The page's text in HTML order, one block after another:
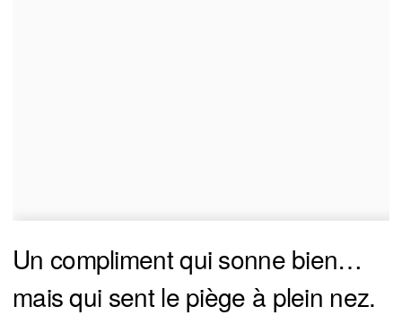
Un compliment qui sonne bien…
mais qui sent le piège à plein nez.